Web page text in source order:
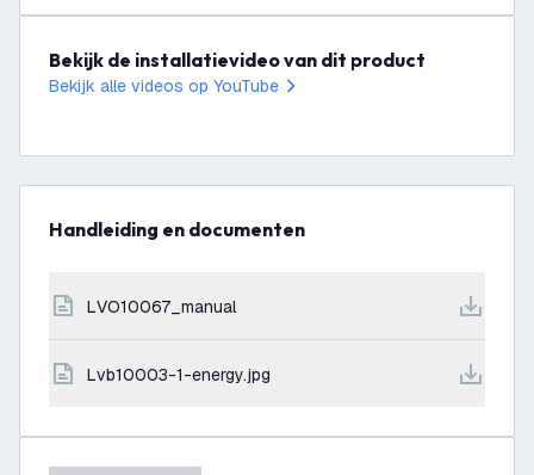
Bekijk de installatievideo van dit product
Bekijk alle videos op YouTube
Handleiding en documenten
LVO10067_manual
lvb10003-1-energy.jpg